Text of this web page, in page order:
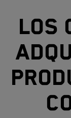
Los